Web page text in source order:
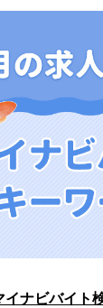
イナビバイト